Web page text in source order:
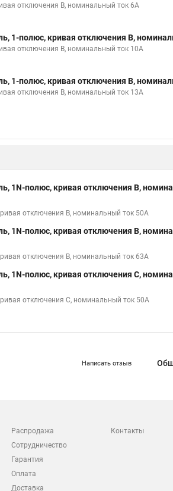
отключения B, номинальный ток 6А
1-полюс, кривая отключения B,
отключения B, номинальный ток 10А
1-полюс, кривая отключения B,
отключения B, номинальный ток 13А
1N-полюс, кривая отключения B,
отключения B, номинальный ток 50А
1N-полюс, кривая отключения B,
отключения B, номинальный ток 63А
1N-полюс, кривая отключения C,
отключения C, номинальный ток 50А
Написать отзыв
Распродажа
Сотрудничество
Гарантия
Оплата
Доставка
Контакты